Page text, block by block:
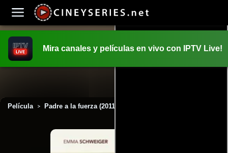
Mira canales y películas en vivo con IPTV Live!
Película > Padre a la fuerza (2011)